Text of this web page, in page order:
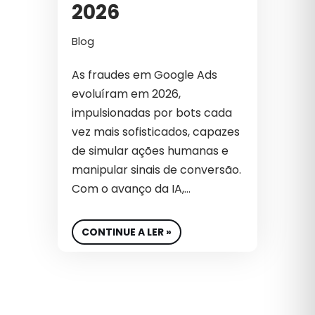
BIG DATA
BIOTECNOLOGIA
BRANDING
CAMPANHAS PATROCINADAS
CARREIRA
2026
Blog
As fraudes em Google Ads
evoluíram em 2026,
impulsionadas por bots cada
vez mais sofisticados, capazes
de simular ações humanas e
manipular sinais de conversão.
Com o avanço da IA,…
CONTINUE A LER »